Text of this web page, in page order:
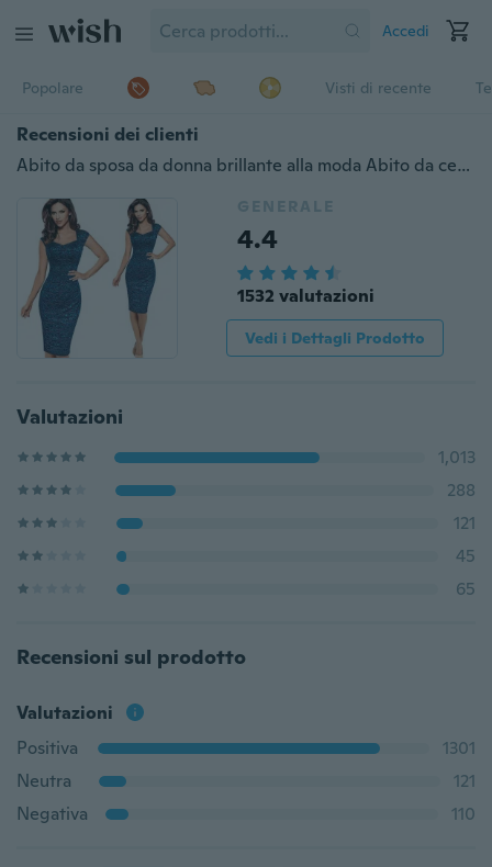
Accedi
Popolare Visti di recente
Recensioni dei clienti
Abito da sposa da donna brillante alla moda Abito da cerimonia per banchetti di fidanzamento con spalle scoperte Abito senza maniche per temperamento
GENERALE
4.4
1532 valutazioni
Vedi i Dettagli Prodotto
Valutazioni
1,013
288
121
45
65
Recensioni sul prodotto
Valutazioni
Positiva
1301
Neutra
121
Negativa
110